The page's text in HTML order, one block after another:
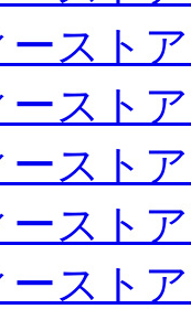
ースト
ースト
ースト
ースト
ースト